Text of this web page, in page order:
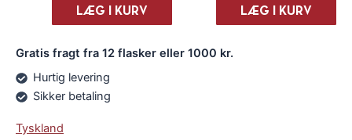
ChardonnayLÆG I KURV
ChardonnayLÆG I KURV
Gratis fragt fra 12 flasker eller 1000 kr.
Hurtig levering
Sikker betaling
Tyskland